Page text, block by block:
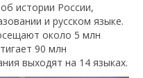
истории России,
и русском языке.
около 5 млн
90 млн
выходят на 14 языках.